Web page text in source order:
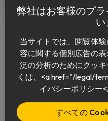
弊社はお客様のプ
い
当サイトでは、閲覧体
容に関する個別広告の
況の分析のためにクッ
くは、<a href="/legal/
イバシーポリシー
すべての